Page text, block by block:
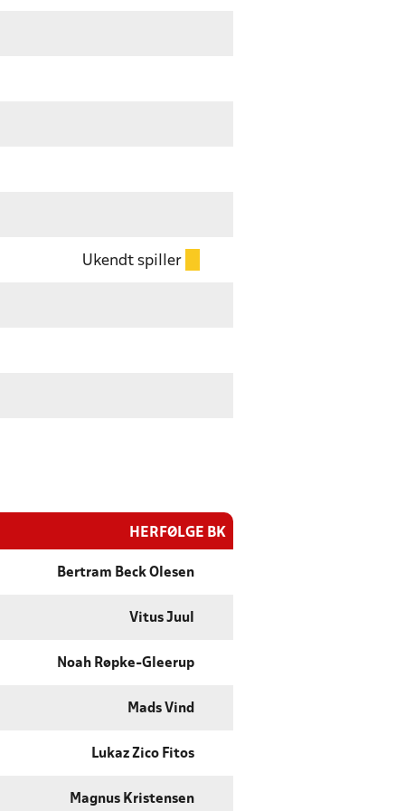
Ukendt spiller
HERFØLGE BK
Bertram Beck Olesen
Vitus Juul
Noah Røpke-Gleerup
Mads Vind
Lukaz Zico Fitos
Magnus Kristensen